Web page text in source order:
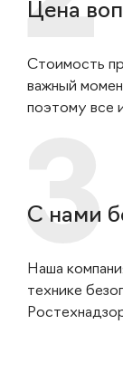
Цена
Стоимость
важный
поэтому все
С нами
Наша
технике